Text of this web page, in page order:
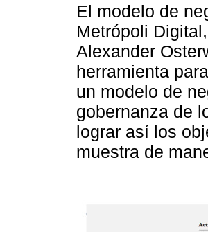
El modelo de
Metrópoli
Alexander
herramienta
un modelo de
gobernanza de
lograr así los
muestra de